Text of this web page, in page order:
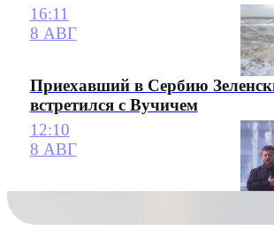
16:11
8 АВГ
Приехавший в Сербию
встретился с Вучичем
12:10
8 АВГ